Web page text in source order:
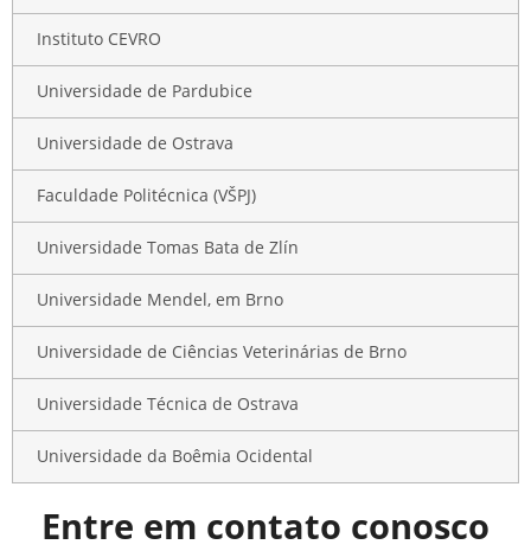
Instituto CEVRO
Universidade de Pardubice
Universidade de Ostrava
Faculdade Politécnica (VŠPJ)
Universidade Tomas Bata de Zlín
Universidade Mendel, em Brno
Universidade de Ciências Veterinárias de Brno
Universidade Técnica de Ostrava
Universidade da Boêmia Ocidental
Entre em contato conosco